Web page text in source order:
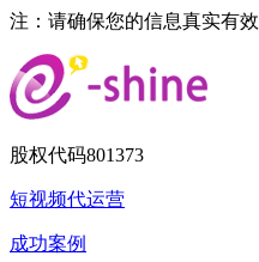
注：请确保您的信息真实有效
股权代码801373
短视频代运营
成功案例